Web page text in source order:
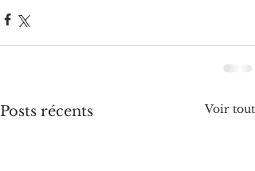
Posts récents Voir tout